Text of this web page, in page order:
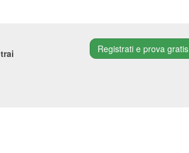
Registrati e prova gratis